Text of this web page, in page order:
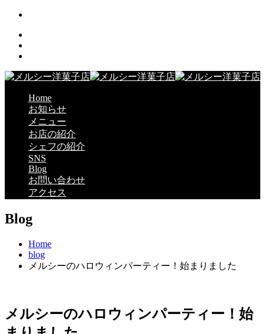
Home
お知らせ
メニュー
お店の紹介
シェフの紹介
SNS
Blog
お問い合わせ
アクセス
Blog
Home
blog
メルシーのハロウィンパーティー！始まりました
メルシーのハロウィンパーティー！始